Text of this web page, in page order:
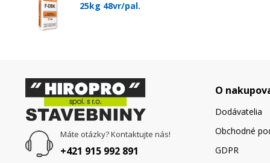
25kg 48vr/pal.
Máte otázky? Kontaktujte nás!
+421 915 992 891
O
Dodávatelia
Obchodné
GDPR